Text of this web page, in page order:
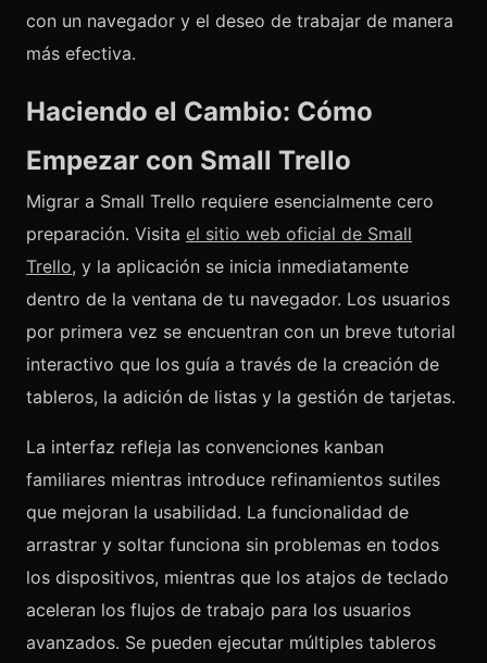
con un navegador y el deseo de trabajar de manera
más efectiva.
Haciendo el Cambio: Cómo
Empezar con Small Trello
Migrar a Small Trello requiere esencialmente cero
preparación. Visita el sitio web oficial de Small
Trello, y la aplicación se inicia inmediatamente
dentro de la ventana de tu navegador. Los usuarios
por primera vez se encuentran con un breve tutorial
interactivo que los guía a través de la creación de
tableros, la adición de listas y la gestión de tarjetas.
La interfaz refleja las convenciones kanban
familiares mientras introduce refinamientos sutiles
que mejoran la usabilidad. La funcionalidad de
arrastrar y soltar funciona sin problemas en todos
los dispositivos, mientras que los atajos de teclado
aceleran los flujos de trabajo para los usuarios
avanzados. Se pueden ejecutar múltiples tableros